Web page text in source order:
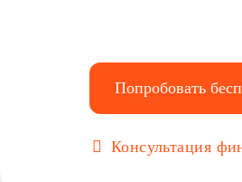
Попробовать
Консультация